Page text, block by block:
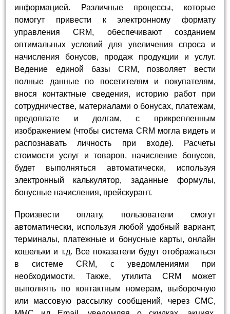
информацией. Различные процессы, которые
помогут привести к электронному формату
управления CRM, обеспечивают созданием
оптимальных условий для увеличения спроса и
начисления бонусов, продаж продукции и услуг.
Ведение единой базы CRM, позволяет вести
полные данные по посетителям и покупателям,
внося контактные сведения, историю работ при
сотрудничестве, материалами о бонусах, платежам,
предоплате и долгам, с прикрепленным
изображением (чтобы система CRM могла видеть и
распознавать личность при входе). Расчеты
стоимости услуг и товаров, начисление бонусов,
будет выполняться автоматически, используя
электронный калькулятор, заданные формулы,
бонусные начисления, прейскурант.
Произвести оплату, пользователи смогут
автоматически, используя любой удобный вариант,
терминалы, платежные и бонусные карты, онлайн
кошельки и т.д. Все показатели будут отображаться
в системе CRM, с уведомлениями при
необходимости. Также, утилита CRM может
выполнять по контактным номерам, выборочную
или массовую рассылку сообщений, через СМС,